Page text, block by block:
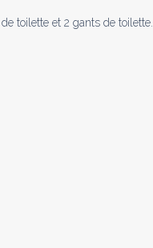
toilette et 2 gants de toilette.